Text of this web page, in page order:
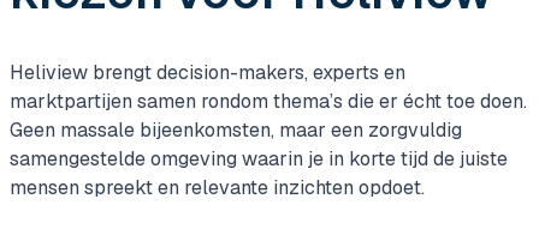
Heliview brengt decision-makers, experts en
marktpartijen samen rondom thema’s die er écht toe doen.
Geen massale bijeenkomsten, maar een zorgvuldig
samengestelde omgeving waarin je in korte tijd de juiste
mensen spreekt en relevante inzichten opdoet.